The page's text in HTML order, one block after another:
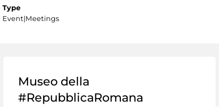
Type
Event|Meetings
Museo della
#RepubblicaRomana